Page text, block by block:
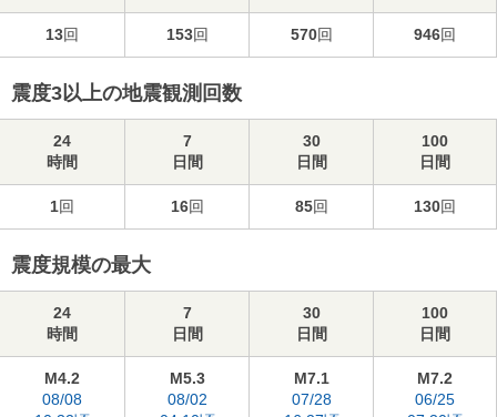
13回 153回 570回 946回
震度3以上の地震観測回数
24
時間
7
日間
30
日間
100
日間
1回 16回 85回 130回
震度規模の最大
24
時間
7
日間
30
日間
100
日間
M4.2
08/08
M5.3
08/02
M7.1
07/28
M7.2
06/25